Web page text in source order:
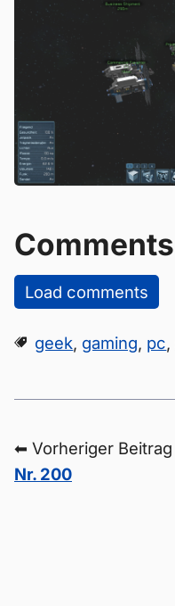
Comments
Load comments
geek, gaming, pc,
⬅ Vorheriger Beitrag
Nr. 200